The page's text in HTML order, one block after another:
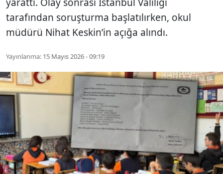
tarafından soruşturma başlatılırken, okul
müdürü Nihat Keskin’in açığa alındı.
Yayınlanma: 15 Mayıs 2026 - 09:19